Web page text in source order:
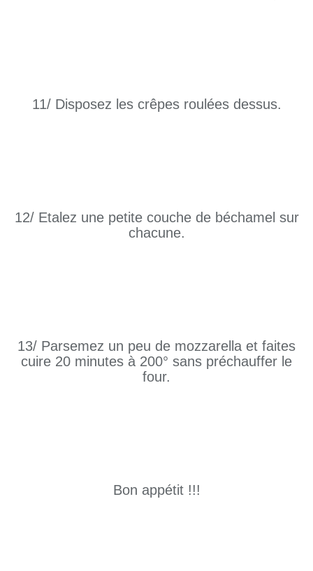
11/ Disposez les crêpes roulées dessus.
12/ Etalez une petite couche de béchamel sur
chacune.
13/ Parsemez un peu de mozzarella et faites
cuire 20 minutes à 200° sans préchauffer le
four.
Bon appétit !!!